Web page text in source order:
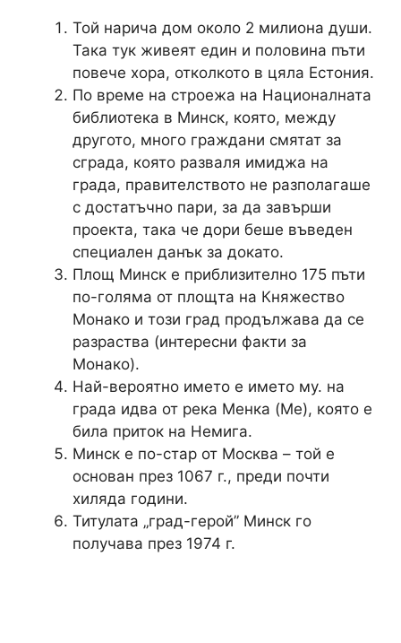
Той нарича дом около 2 милиона души.
Така тук живеят един и половина пъти
повече хора, отколкото в цяла Естония.
По време на строежа на Националната
библиотека в Минск, която, между
другото, много граждани смятат за
сграда, която разваля имиджа на
града, правителството не разполагаше
с достатъчно пари, за да завърши
проекта, така че дори беше въведен
специален данък за докато.
Площ Минск е приблизително 175 пъти
по-голяма от площта на Княжество
Монако и този град продължава да се
разраства (интересни факти за
Монако).
Най-вероятно името е името му. на
града идва от река Менка (Ме), която е
била приток на Немига.
Минск е по-стар от Москва – той е
основан през 1067 г., преди почти
хиляда години.
Титулата „град-герой” Минск го
получава през 1974 г.